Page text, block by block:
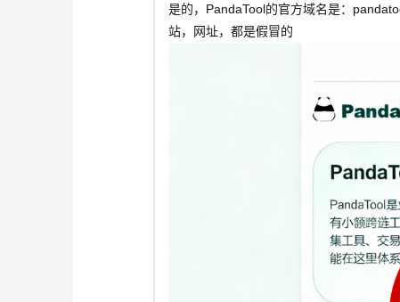
是的，PandaTool的官方域名是：
站，网址，都是假冒的